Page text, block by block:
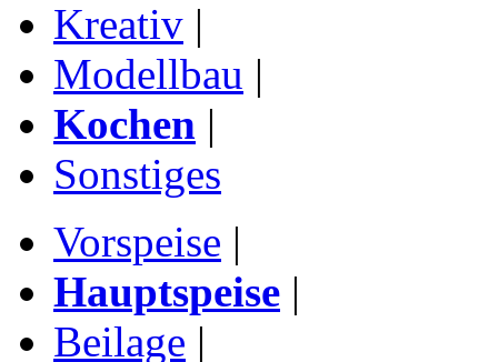
Kreativ |
Modellbau |
Kochen |
Sonstiges
Vorspeise |
Hauptspeise |
Beilage |